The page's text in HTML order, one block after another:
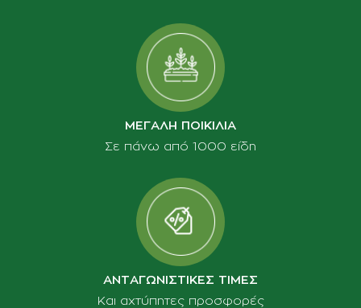
ΜΕΓΑΛΗ ΠΟΙΚΙΛΙΑ
Σε πάνω από 1000 είδη
ΑΝΤΑΓΩΝΙΣΤΙΚΕΣ ΤΙΜΕΣ
Και αχτύπητες προσφορές